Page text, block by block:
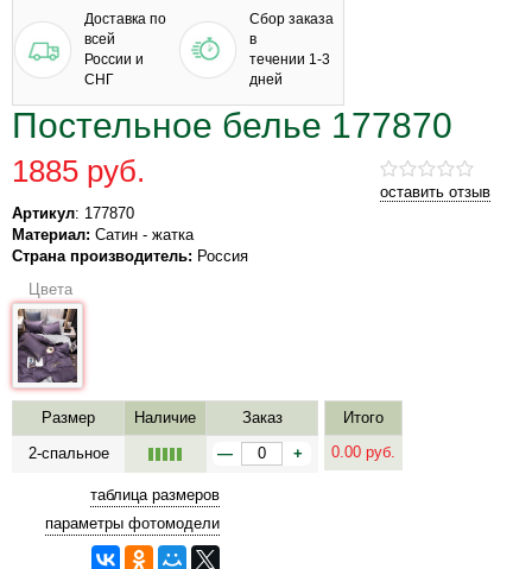
Доставка по
всей
России и
СНГ
Сбор заказа
в
течении 1-3
дней
Постельное белье 177870
оставить отзыв
1885 руб.
Артикул: 177870
Материал: Сатин - жатка
Страна производитель: Россия
Цвета
Размер Наличие
Заказ
2-спальное
— +
Итого
0.00 руб.
таблица размеров
параметры фотомодели